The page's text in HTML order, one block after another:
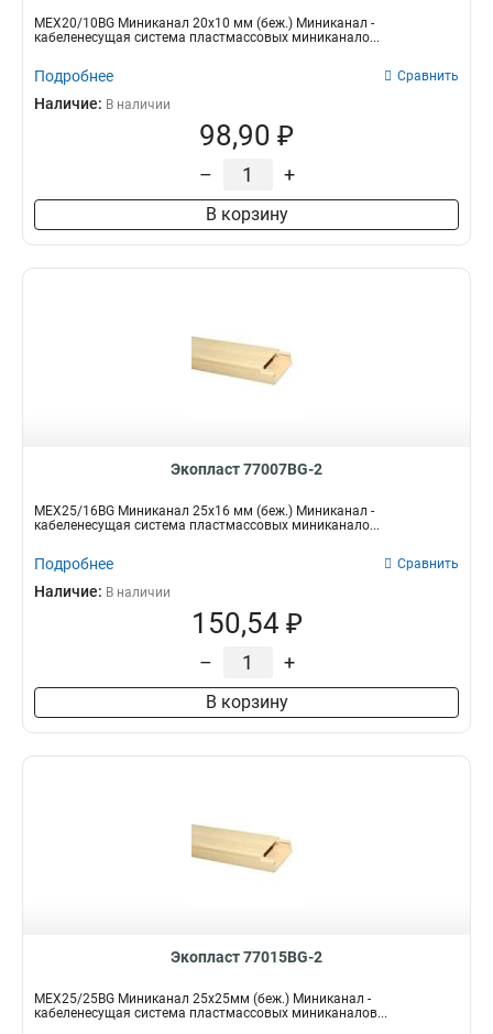
MEX20/10BG Миниканал 20х10 мм (беж.) Миниканал -
кабеленесущая система пластмассовых миниканало...
Подробнее Сравнить
Наличие: В наличии
98,90 ₽
– +
В корзину
Экопласт 77007BG-2
MEX25/16BG Миниканал 25х16 мм (беж.) Миниканал -
кабеленесущая система пластмассовых миниканало...
Подробнее Сравнить
Наличие: В наличии
150,54 ₽
– +
В корзину
Экопласт 77015BG-2
MEX25/25BG Миниканал 25х25мм (беж.) Миниканал -
кабеленесущая система пластмассовых миниканалов...